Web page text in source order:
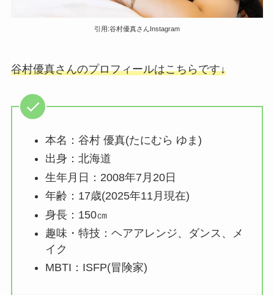
引用:谷村優真さんInstagram
谷村優真さんのプロフィールはこちらです↓
本名：谷村 優真(たにむら ゆま)
出身：北海道
生年月日：2008年7月20日
年齢：17歳(2025年11月現在)
身長：150㎝
趣味・特技：ヘアアレンジ、ダンス、メ
イク
MBTI：ISFP(冒険家)